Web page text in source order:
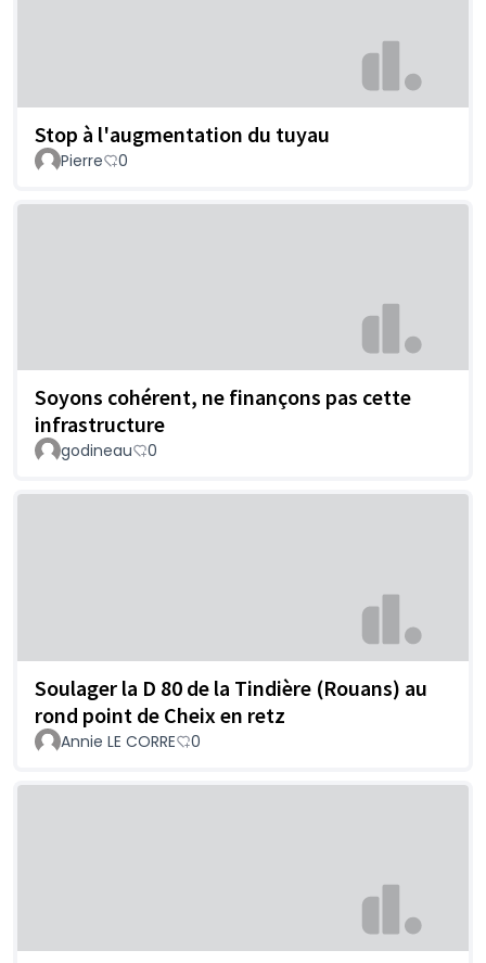
Stop à l'augmentation du tuyau
Pierre 0
Soyons cohérent, ne finançons pas cette
infrastructure
godineau 0
Soulager la D 80 de la Tindière (Rouans) au
rond point de Cheix en retz
Annie LE CORRE 0